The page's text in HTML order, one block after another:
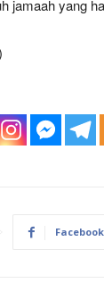
jamaah yang
Facebook